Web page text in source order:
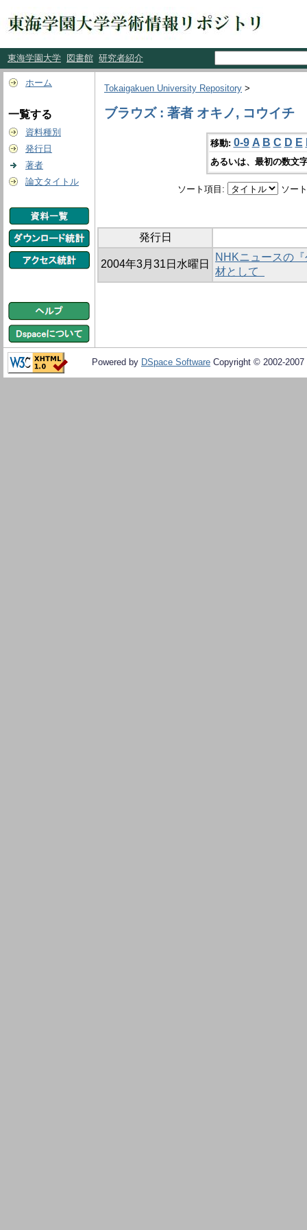
東海学園大学 図書館 研究者紹介
ホーム
一覧する
資料種別
発行日
著者
論文タイトル
Tokaigakuen University Repository >
ブラウズ : 著者 オキノ, コウイチ
移動: 0-9 A B C D E
あるいは、最初の数文
ソート項目: ソー
発行日
2004年3月31日水曜日
NHKニュースの
材として
Powered by DSpace Software Copyright © 2002-2007